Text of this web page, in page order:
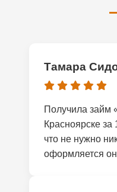
Тамара
Получила займ
Красноярске за
что не нужно
оформляется